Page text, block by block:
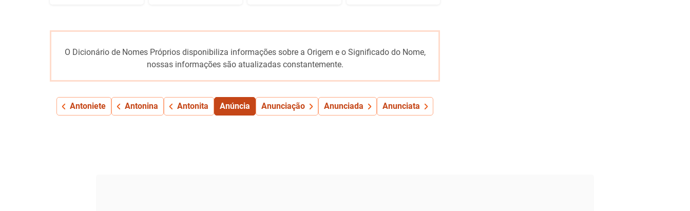
O Dicionário de Nomes Próprios disponibiliza informações sobre a Origem e o Significado do Nome,
nossas informações são atualizadas constantemente.
Antoniete Antonina Antonita Anúncia Anunciação Anunciada Anunciata